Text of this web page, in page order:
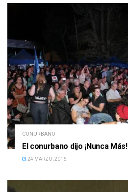
CONURBANO
El conurbano dijo ¡Nunca Más!
24 MARZO, 2016